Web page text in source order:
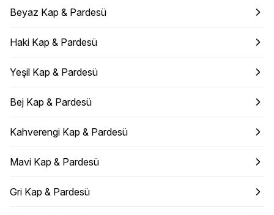
Beyaz Kap & Pardesü
Haki Kap & Pardesü
Yeşil Kap & Pardesü
Bej Kap & Pardesü
Kahverengi Kap & Pardesü
Mavi Kap & Pardesü
Gri Kap & Pardesü